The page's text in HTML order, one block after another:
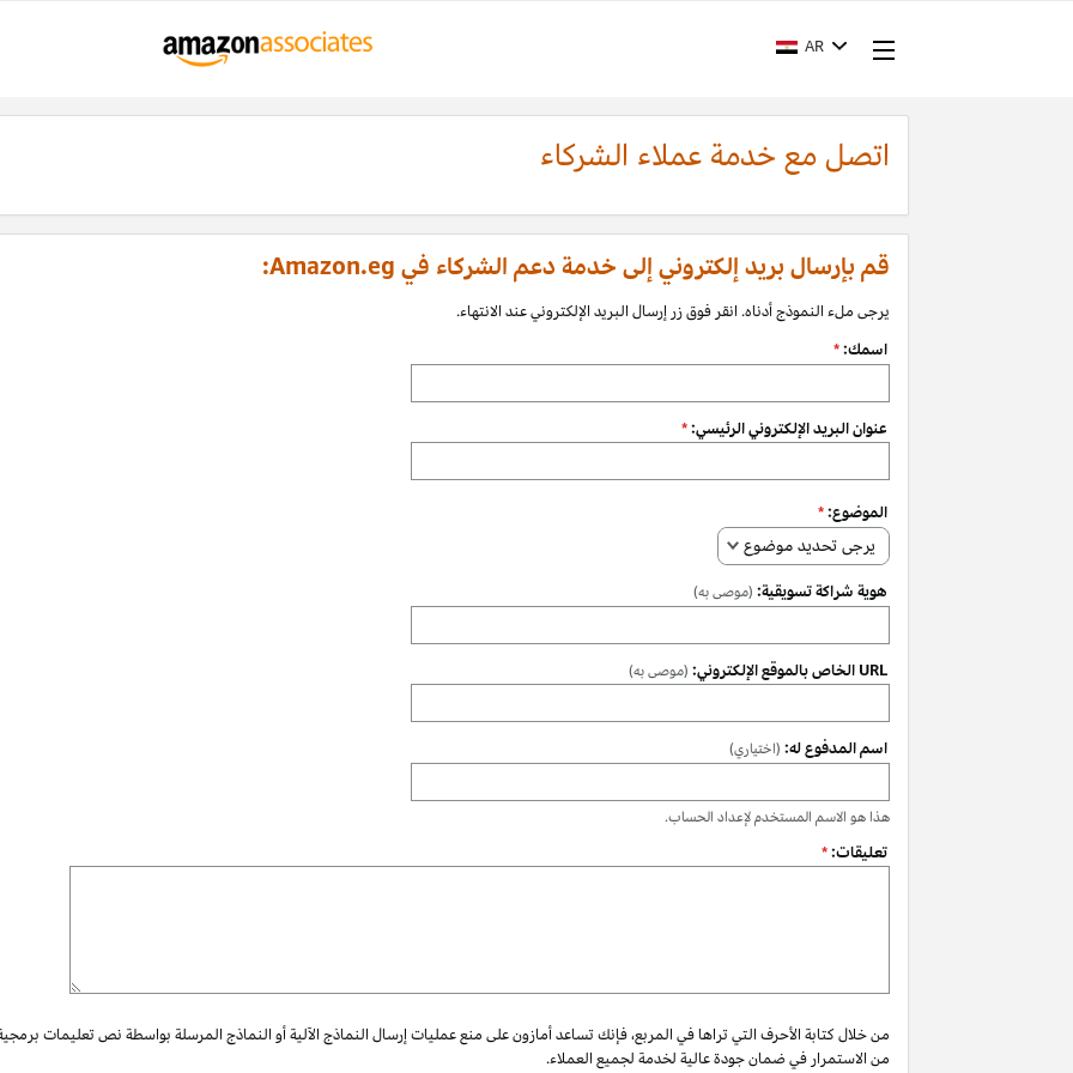
AR
اتصل مع خدمة عملاء الشركاء
قم بإرسال بريد إلكتروني إلى خدمة دعم الشركاء في Amazon.eg:
يرجى ملء النموذج أدناه. انقر فوق زر إرسال البريد الإلكتروني عند الانتهاء.
اسمك:*
عنوان البريد الإلكتروني الرئيسي:*
الموضوع:*
يرجى تحديد موضوع
هوية شراكة تسويقية: (موصى به)
URL الخاص بالموقع الإلكتروني: (موصى به)
اسم المدفوع له: (اختياري)
هذا هو الاسم المستخدم لإعداد الحساب.
تعليقات:*
من خلال كتابة الأحرف التي تراها في المربع، فإنك تساعد أمازون على منع عمليات إرسال النماذج الآلية أو النماذج المرسلة بواسطة نص تعليمات
من الاستمرار في ضمان جودة عالية لخدمة لجميع العملاء.